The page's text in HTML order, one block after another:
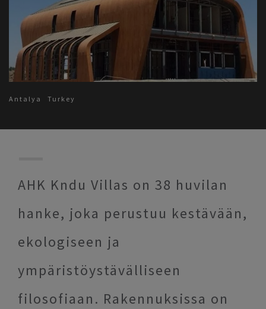
Antalya Turkey
AHK Kndu Villas on 38 huvilan
hanke, joka perustuu kestävään,
ekologiseen ja
ympäristöystävälliseen
filosofiaan. Rakennuksissa on